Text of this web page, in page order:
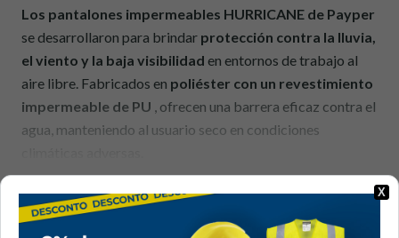
Los pantalones impermeables HURRICANE de Payper
se desarrollaron para brindar protección contra la lluvia,
el viento y la baja visibilidad en entornos de trabajo al
aire libre. Fabricados en poliéster con un revestimiento
impermeable de PU , ofrecen una barrera eficaz contra el
agua, manteniendo al usuario seco en condiciones
Estos pantalones incorporanbandas reflectantes 3M de
alta visibilidad, lo que aumenta la seguridad del
Leer más
|
X